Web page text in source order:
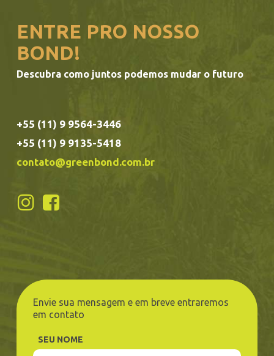
ENTRE PRO NOSSO
BOND!
Descubra como juntos podemos mudar o futuro
+55 (11) 9 9564-3446
+55 (11) 9 9135-5418
contato@greenbond.com.br
Envie sua mensagem e em breve entraremos
em contato
SEU NOME